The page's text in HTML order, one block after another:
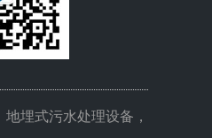
埋式污水处理设备，